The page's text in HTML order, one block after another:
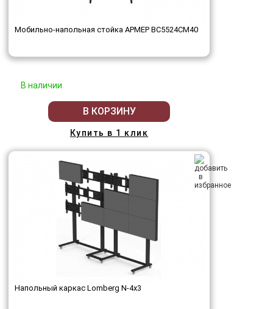
Мобильно-напольная стойка АРМЕР ВС5524СМ40
В наличии
В КОРЗИНУ
Купить в 1 клик
Напольный каркас Lomberg N-4х3